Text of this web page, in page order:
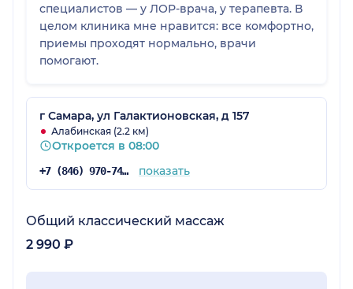
специалистов — у ЛОР-врача, у терапевта. В
целом клиника мне нравится: все комфортно,
приемы проходят нормально, врачи
помогают.
г Самара, ул Галактионовская, д 157
Алабинская (2.2 км)
Откроется в 08:00
+7 (846) 970-74-07 показать
Общий классический массаж
2 990 ₽